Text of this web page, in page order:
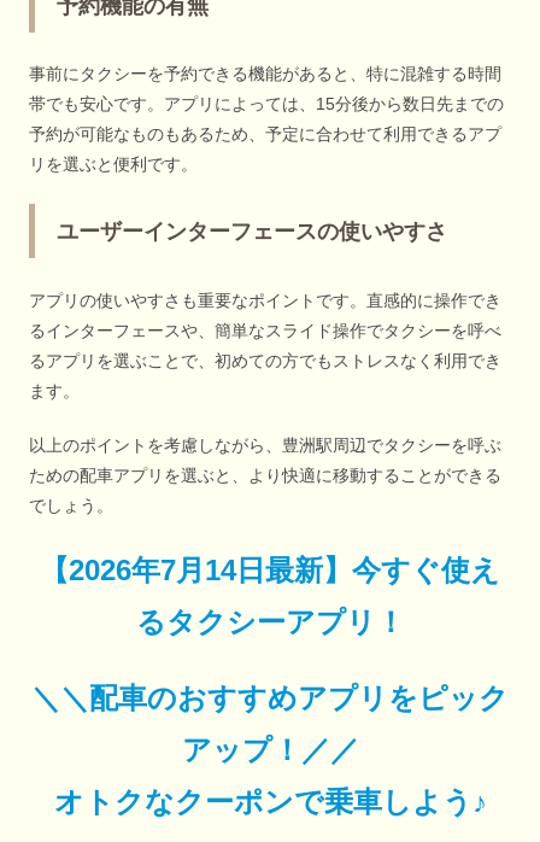
予約機能の有無
事前にタクシーを予約できる機能があると、特に混雑する時間
帯でも安心です。アプリによっては、15分後から数日先までの
予約が可能なものもあるため、予定に合わせて利用できるアプ
リを選ぶと便利です。
ユーザーインターフェースの使いやすさ
アプリの使いやすさも重要なポイントです。直感的に操作でき
るインターフェースや、簡単なスライド操作でタクシーを呼べ
るアプリを選ぶことで、初めての方でもストレスなく利用でき
ます。
以上のポイントを考慮しながら、豊洲駅周辺でタクシーを呼ぶ
ための配車アプリを選ぶと、より快適に移動することができる
でしょう。
【2026年7月14日最新】 今すぐ使え
るタクシーアプリ！
＼＼配車のおすすめアプリをピック
アップ！／／
オトクなクーポンで乗車しよう♪